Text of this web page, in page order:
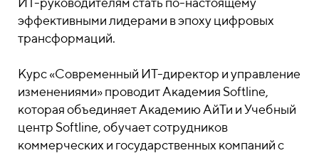
эффективными лидерами в эпоху цифровых
трансформаций.
Курс «Современный ИТ-директор и управление
изменениями» проводит Академия Softline,
которая объединяет Академию АйТи и Учебный
центр Softline, обучает сотрудников
коммерческих и государственных компаний с